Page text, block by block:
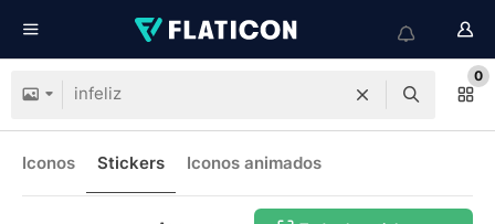
0
Iconos Stickers Iconos animados